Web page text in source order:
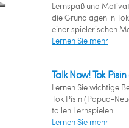
Lernspaß und
die Grundlagen in
einer spielerischen
Lernen Sie mehr
Talk Now! Tok
Lernen Sie wichtige
Tok Pisin (Papua-
tollen Lernspielen.
Lernen Sie mehr